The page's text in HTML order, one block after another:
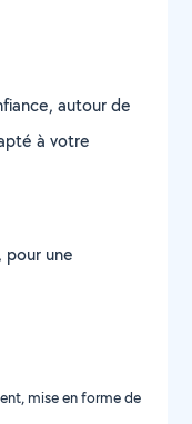
autour de
à votre
pour une
mise en forme de